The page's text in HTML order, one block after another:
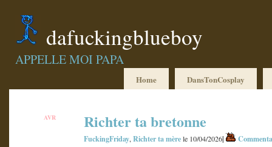
dafuckingblueboy
APPELLE MOI PAPA
Home DansTonCosplay
AVR Richter ta bretonne
FuckingFriday, Richter ta mèrele 10/04/2026|